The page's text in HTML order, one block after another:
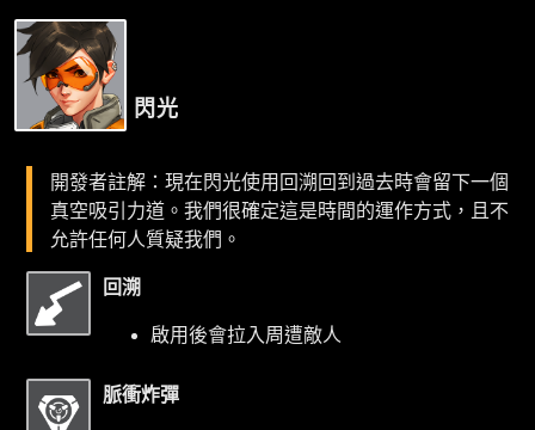
閃光
開發者註解：現在閃光使用回溯回到過去時會留下一個
真空吸引力道。我們很確定這是時間的運作方式，且不
允許任何人質疑我們。
回溯
啟用後會拉入周遭敵人
脈衝炸彈